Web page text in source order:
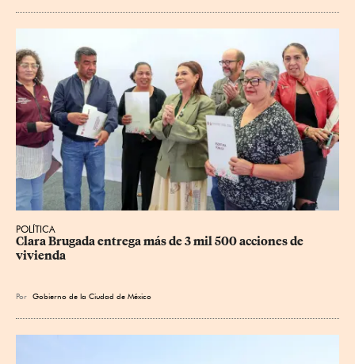
POLÍTICA
Clara Brugada entrega más de 3 mil 500 acciones de
vivienda
Por Gobierno de la Ciudad de México